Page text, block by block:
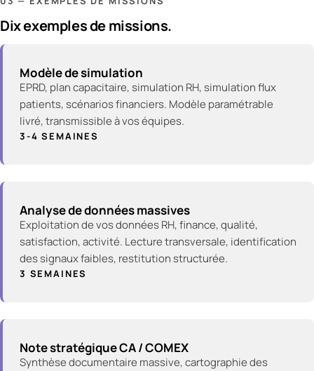
Dix exemples de missions.
Modèle de simulation
EPRD, plan capacitaire, simulation RH, simulation flux
patients, scénarios financiers. Modèle paramétrable
livré, transmissible à vos équipes.
3-4 SEMAINES
Analyse de données massives
Exploitation de vos données RH, finance, qualité,
satisfaction, activité. Lecture transversale, identification
des signaux faibles, restitution structurée.
3 SEMAINES
Note stratégique CA / COMEX
Synthèse documentaire massive, cartographie des